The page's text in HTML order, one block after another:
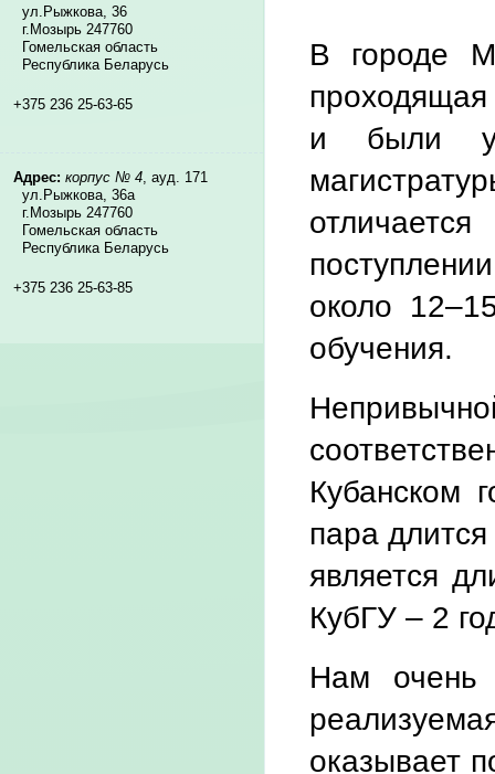
В городе
проходящая
и были
около
обучения.
Кубанском
пара
является
КубГУ – 2
Нам очень
оказывает
ул.Рыжкова, 36
г.Мозырь 247760
Гомельская область
Республика Беларусь
+375 236 25-63-65
Адрес: корпус № 4, ауд. 171
ул.Рыжкова, 36а
г.Мозырь 247760
Гомельская область
Республика Беларусь
+375 236 25-63-85